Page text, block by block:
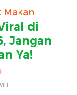
Makan
di
Jangan
Ya!